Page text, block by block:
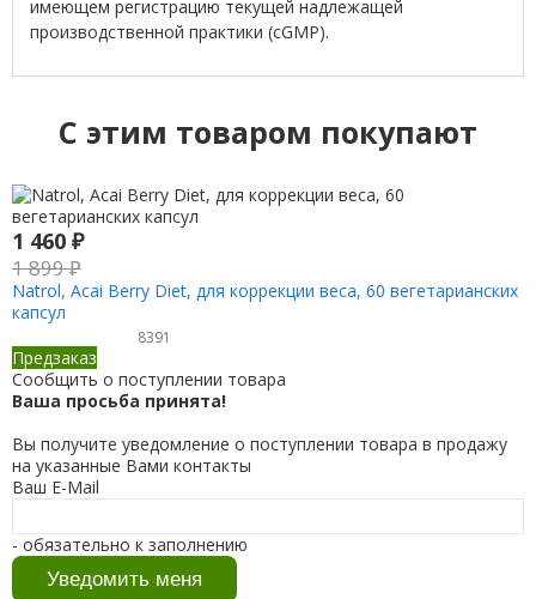
имеющем регистрацию текущей надлежащей
производственной практики (cGMP).
C этим товаром покупают
1 460 ₽
1 899₽
Natrol, Acai Berry Diet, для коррекции веса, 60 вегетарианских
капсул
8391
Предзаказ
Сообщить о поступлении товара
Ваша просьба принята!
Вы получите уведомление о поступлении товара в продажу
на указанные Вами контакты
Ваш E-Mail
- обязательно к заполнению